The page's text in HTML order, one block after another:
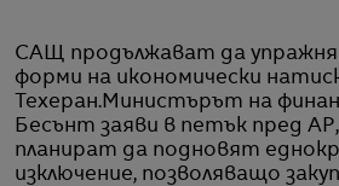
САЩ продължават да
форми на икономически
Техеран.Министърът на
Бесънт заяви в петък пред
планират да подновят
изключение, позволяващо